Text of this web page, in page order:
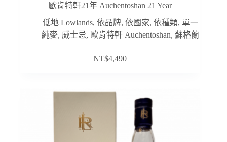
歐肯特軒21年 Auchentoshan 21 Year
低地 Lowlands, 依品牌, 依國家, 依種類, 單一
純麥, 威士忌, 歐肯特軒 Auchentoshan, 蘇格蘭
NT$4,490